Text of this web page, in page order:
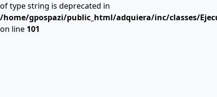
of type string is deprecated in
/home/gpospazi/public_html/adquiera/inc/classes/
on line 101